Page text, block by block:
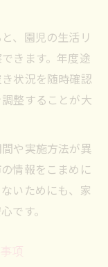
、園児の生活リ
きます。年度途
状況を随時確認
整することが大
や実施方法が異
情報をこまめに
いためにも、家
です。
項